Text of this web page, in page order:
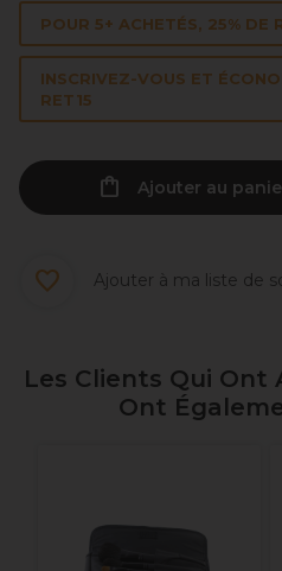
POUR 5+ ACHETÉS, 25% DE
INSCRIVEZ-VOUS ET
RET15
Ajouter au
Ajouter à ma liste de
Les Clients Qui Ont
Ont